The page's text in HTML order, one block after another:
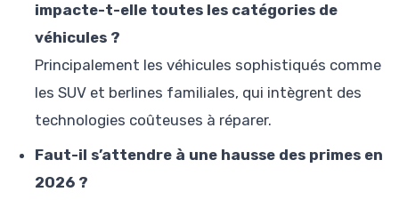
impacte-t-elle toutes les catégories de
véhicules ?
Principalement les véhicules sophistiqués comme
les SUV et berlines familiales, qui intègrent des
technologies coûteuses à réparer.
Faut-il s’attendre à une hausse des primes en
2026 ?